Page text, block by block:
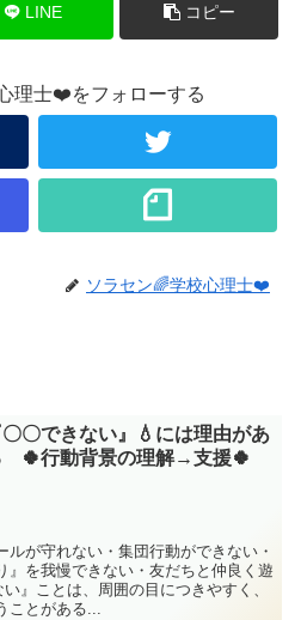
LINE コピー
理士❤️をフォローする
ソラセン🌈学校心理士❤️
〇〇できない』💧には理由があ
🍀行動背景の理解→支援🍀
ルが守れない・集団行動ができない・
』を我慢できない・友だちと仲良く遊
ことは、周囲の目につきやすく、
ことがある...